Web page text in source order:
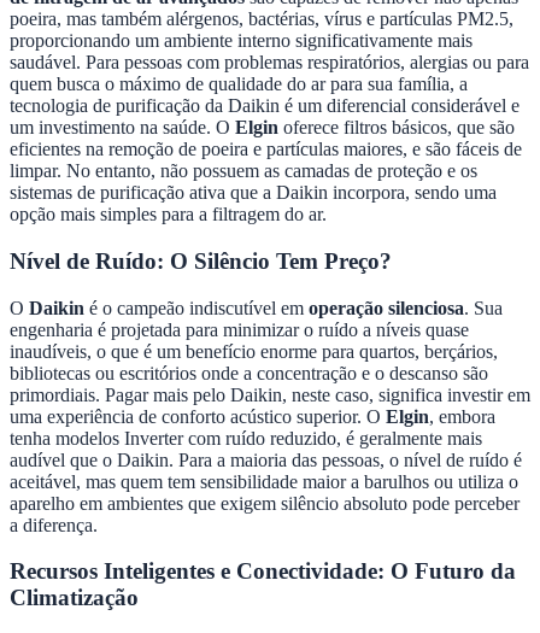
poeira, mas também alérgenos, bactérias, vírus e partículas PM2.5,
proporcionando um ambiente interno significativamente mais
saudável. Para pessoas com problemas respiratórios, alergias ou para
quem busca o máximo de qualidade do ar para sua família, a
tecnologia de purificação da Daikin é um diferencial considerável e
um investimento na saúde. O Elgin oferece filtros básicos, que são
eficientes na remoção de poeira e partículas maiores, e são fáceis de
limpar. No entanto, não possuem as camadas de proteção e os
sistemas de purificação ativa que a Daikin incorpora, sendo uma
opção mais simples para a filtragem do ar.
Nível de Ruído: O Silêncio Tem Preço?
O Daikin é o campeão indiscutível em operação silenciosa. Sua
engenharia é projetada para minimizar o ruído a níveis quase
inaudíveis, o que é um benefício enorme para quartos, berçários,
bibliotecas ou escritórios onde a concentração e o descanso são
primordiais. Pagar mais pelo Daikin, neste caso, significa investir em
uma experiência de conforto acústico superior. O Elgin, embora
tenha modelos Inverter com ruído reduzido, é geralmente mais
audível que o Daikin. Para a maioria das pessoas, o nível de ruído é
aceitável, mas quem tem sensibilidade maior a barulhos ou utiliza o
aparelho em ambientes que exigem silêncio absoluto pode perceber
a diferença.
Recursos Inteligentes e Conectividade: O Futuro da
Climatização